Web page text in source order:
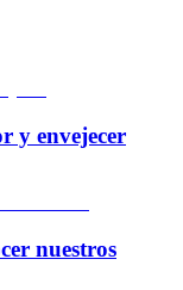
y envejecer
nuestros